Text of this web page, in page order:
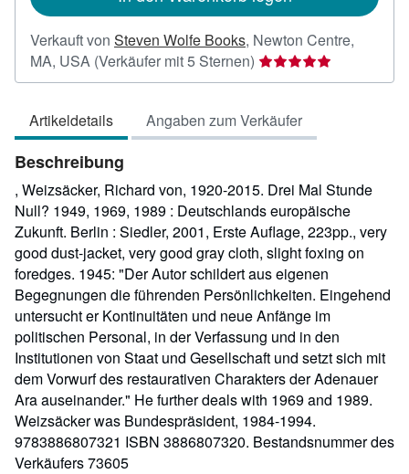
Verkauft von Steven Wolfe Books, Newton Centre,
MA, USA (Verkäufer mit 5 Sternen) Verkäuferbewertung
5
5
Sternen
Artikeldetails Angaben zum Verkäufer
Beschreibung
, Weizsäcker, Richard von, 1920-2015. Drei Mal Stunde
Null? 1949, 1969, 1989 : Deutschlands europäische
Zukunft. Berlin : Siedler, 2001, Erste Auflage, 223pp., very
good dust-jacket, very good gray cloth, slight foxing on
foredges. 1945: "Der Autor schildert aus eigenen
Begegnungen die führenden Persönlichkeiten. Eingehend
untersucht er Kontinuitäten und neue Anfänge im
politischen Personal, in der Verfassung und in den
Institutionen von Staat und Gesellschaft und setzt sich mit
dem Vorwurf des restaurativen Charakters der Adenauer
Ara auseinander." He further deals with 1969 and 1989.
Weizsäcker was Bundespräsident, 1984-1994.
9783886807321 ISBN 3886807320. Bestandsnummer des
Verkäufers 73605